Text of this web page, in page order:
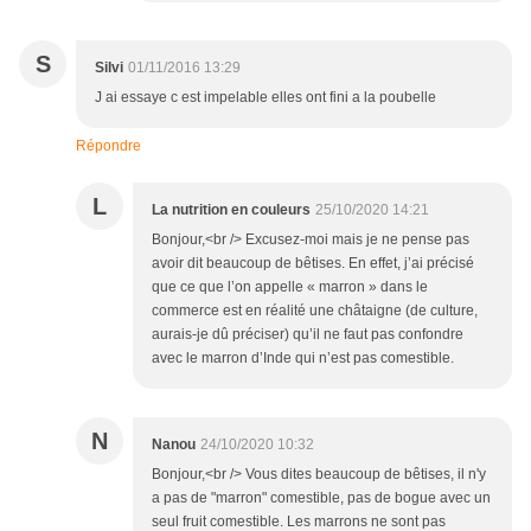
S Silvi 01/11/2016 13:29
J ai essaye c est impelable elles ont fini a la poubelle
Répondre
L La nutrition en couleurs 25/10/2020 14:21
Bonjour,<br /> Excusez-moi mais je ne pense pas
avoir dit beaucoup de bêtises. En effet, j’ai précisé
que ce que l’on appelle « marron » dans le
commerce est en réalité une châtaigne (de culture,
aurais-je dû préciser) qu’il ne faut pas confondre
avec le marron d’Inde qui n’est pas comestible.
N Nanou 24/10/2020 10:32
Bonjour,<br /> Vous dites beaucoup de bêtises, il n'y
a pas de "marron" comestible, pas de bogue avec un
seul fruit comestible. Les marrons ne sont pas